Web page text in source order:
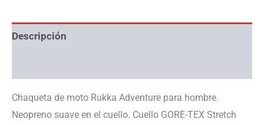
Descripción
Chaqueta de moto Rukka Adventure para hombre.
Neopreno suave en el cuello. Cuello GORE-TEX Stretch